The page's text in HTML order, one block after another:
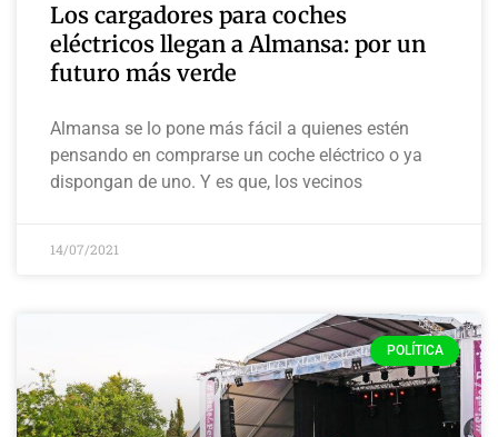
Los cargadores para coches
eléctricos llegan a Almansa: por un
futuro más verde
Almansa se lo pone más fácil a quienes estén
pensando en comprarse un coche eléctrico o ya
dispongan de uno. Y es que, los vecinos
14/07/2021
POLÍTICA